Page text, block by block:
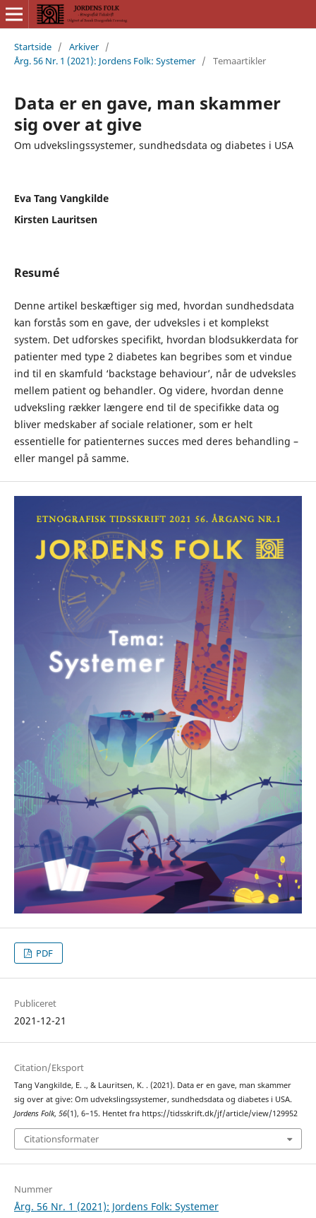
Startside / Arkiver /
Årg. 56 Nr. 1 (2021): Jordens Folk: Systemer / Temaartikler
Data er en gave, man skammer
sig over at give
Om udvekslingssystemer, sundhedsdata og diabetes i USA
Eva Tang Vangkilde
Kirsten Lauritsen
Resumé
Denne artikel beskæftiger sig med, hvordan sundhedsdata
kan forstås som en gave, der udveksles i et komplekst
system. Det udforskes specifikt, hvordan blodsukkerdata for
patienter med type 2 diabetes kan begribes som et vindue
ind til en skamfuld ‘backstage behaviour’, når de udveksles
mellem patient og behandler. Og videre, hvordan denne
udveksling rækker længere end til de specifikke data og
bliver medskaber af sociale relationer, som er helt
essentielle for patienternes succes med deres behandling –
eller mangel på samme.
PDF
Publiceret
2021-12-21
Citation/Eksport
Tang Vangkilde, E. ., & Lauritsen, K. . (2021). Data er en gave, man skammer
sig over at give: Om udvekslingssystemer, sundhedsdata og diabetes i USA.
Jordens Folk, 56(1), 6–15. Hentet fra https://tidsskrift.dk/jf/article/view/129952
Citationsformater
Nummer
Årg. 56 Nr. 1 (2021): Jordens Folk: Systemer